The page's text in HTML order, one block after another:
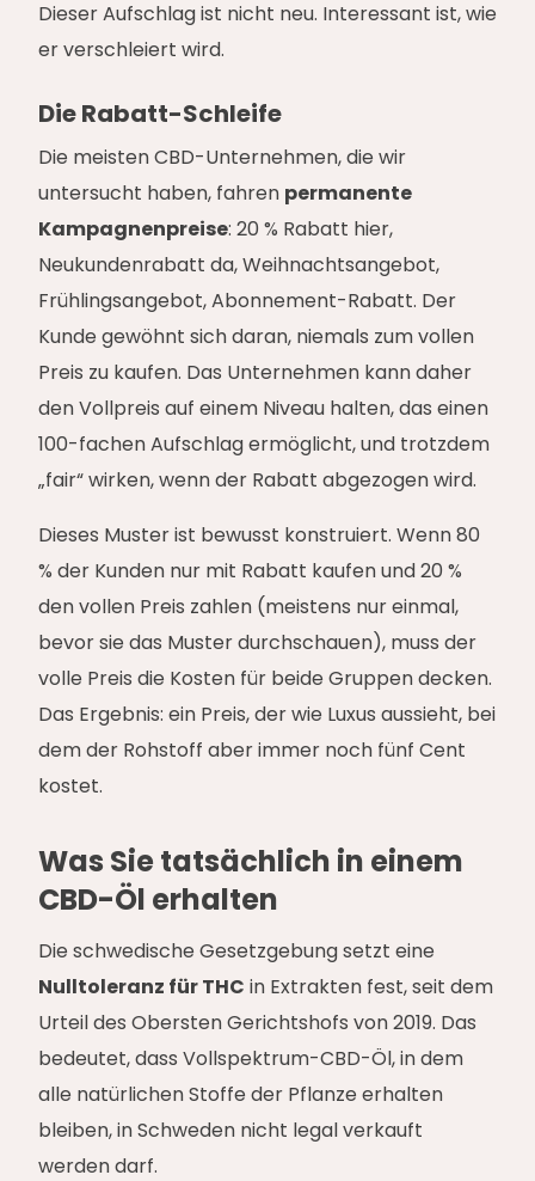
Dieser Aufschlag ist nicht neu. Interessant ist, wie
er verschleiert wird.
Die Rabatt-Schleife
Die meisten CBD-Unternehmen, die wir
untersucht haben, fahren permanente
Kampagnenpreise: 20 % Rabatt hier,
Neukundenrabatt da, Weihnachtsangebot,
Frühlingsangebot, Abonnement-Rabatt. Der
Kunde gewöhnt sich daran, niemals zum vollen
Preis zu kaufen. Das Unternehmen kann daher
den Vollpreis auf einem Niveau halten, das einen
100-fachen Aufschlag ermöglicht, und trotzdem
„fair“ wirken, wenn der Rabatt abgezogen wird.
Dieses Muster ist bewusst konstruiert. Wenn 80
% der Kunden nur mit Rabatt kaufen und 20 %
den vollen Preis zahlen (meistens nur einmal,
bevor sie das Muster durchschauen), muss der
volle Preis die Kosten für beide Gruppen decken.
Das Ergebnis: ein Preis, der wie Luxus aussieht, bei
dem der Rohstoff aber immer noch fünf Cent
kostet.
Was Sie tatsächlich in einem
CBD-Öl erhalten
Die schwedische Gesetzgebung setzt eine
Nulltoleranz für THC in Extrakten fest, seit dem
Urteil des Obersten Gerichtshofs von 2019. Das
bedeutet, dass Vollspektrum-CBD-Öl, in dem
alle natürlichen Stoffe der Pflanze erhalten
bleiben, in Schweden nicht legal verkauft
werden darf.